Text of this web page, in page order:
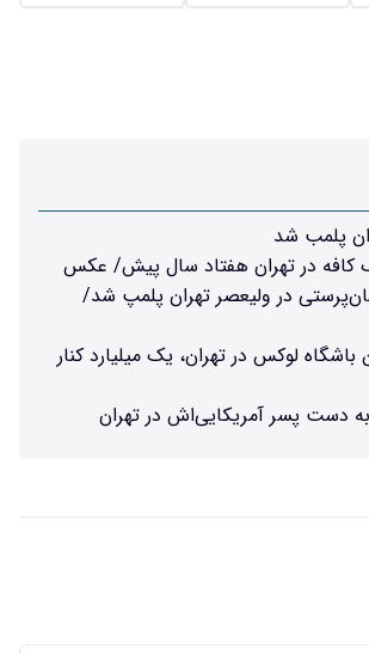
پلمب شد
در تهران هفتاد سال پیش/ عکس
در ولیعصر تهران پلمپ شد/
باشگاه لوکس در تهران، یک میلیارد کنار
به دست پسر آمریکایی‌اش در تهران